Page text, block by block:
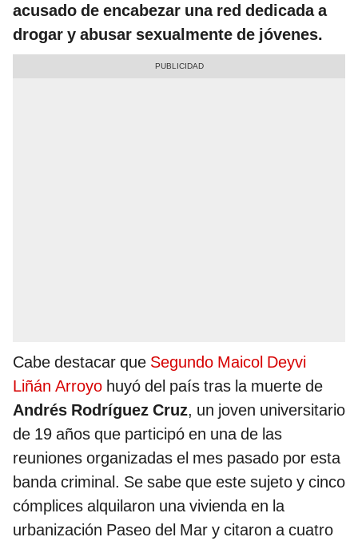
acusado de encabezar una red dedicada a
drogar y abusar sexualmente de jóvenes.
Cabe destacar que Segundo Maicol Deyvi
Liñán Arroyo huyó del país tras la muerte de
Andrés Rodríguez Cruz, un joven universitario
de 19 años que participó en una de las
reuniones organizadas el mes pasado por esta
banda criminal. Se sabe que este sujeto y cinco
cómplices alquilaron una vivienda en la
urbanización Paseo del Mar y citaron a cuatro